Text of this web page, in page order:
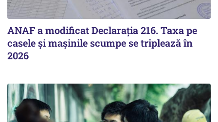
ANAF a modificat Declarația 216. Taxa pe
casele și mașinile scumpe se triplează în
2026